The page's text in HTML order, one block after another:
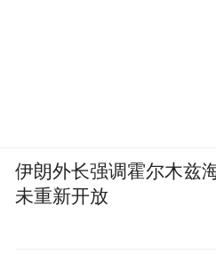
伊朗外长强调霍尔木兹
未重新开放